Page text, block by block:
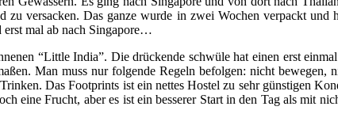
versacken. Das ganze wurde in zwei Wochen verpackt und
erst mal ab nach Singapore…
“Little India”. Die drückende schwüle hat einen erst
Man muss nur folgende Regeln befolgen: nicht bewegen,
Das Footprints ist ein nettes Hostel zu sehr günstigen
eine Frucht, aber es ist ein besserer Start in den Tag als mit